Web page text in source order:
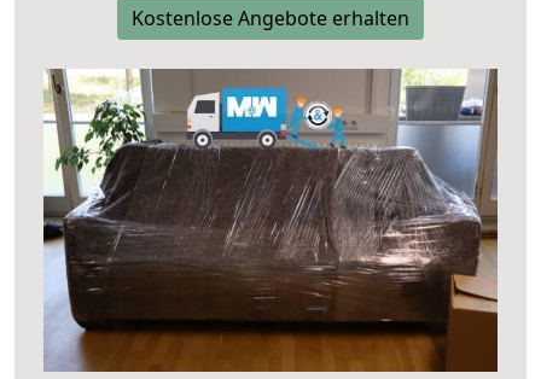
Kostenlose Angebote erhalten